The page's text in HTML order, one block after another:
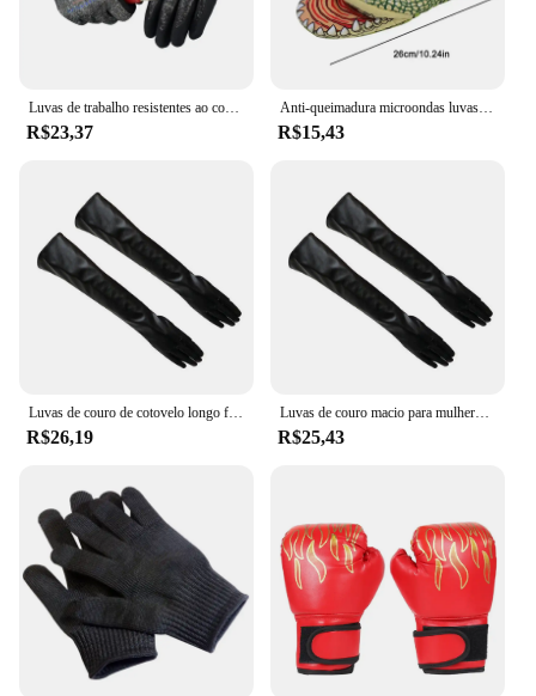
Luvas de trabalho resistentes ao corte Luvas de segurança de proteção de nitrilo nível 5 para indústria EN388 4X43D
R$23,37
Anti-queimadura microondas luvas, Jacaré patas, Cat Claw Baking, resistente ao calor, isolamento, antiderrapante, bonito, 1pc
R$15,43
Luvas de couro de cotovelo longo feminino, Forrado, Macio, Forrado, Festa à noite, Moda feminina
R$26,19
Luvas de couro macio para mulheres, Luvas Forrado para senhoras, Cotovelo Longo, Festa noturna, Quente para o inverno
R$25,43